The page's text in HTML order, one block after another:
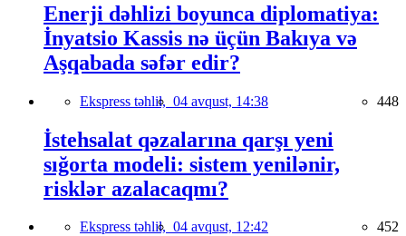
Enerji dəhlizi boyunca diplomatiya:
İnyatsio Kassis nə üçün Bakıya və
Aşqabada səfər edir?
Ekspress təhlil, 04 avqust, 14:38 448
İstehsalat qəzalarına qarşı yeni
sığorta modeli: sistem yenilənir,
risklər azalacaqmı?
Ekspress təhlil, 04 avqust, 12:42 452